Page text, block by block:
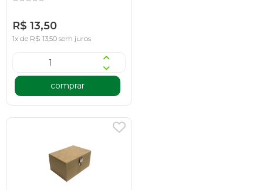
R$ 13,50
1x de R$ 13,50 sem juros
comprar